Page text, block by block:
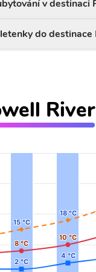
v destinaci
do destinace
River
8 °C
8 °C
10 °C
10 °C
15 °C
15 °C
18 °C
18 °C
2 °C
2 °C
4 °C
4 °C